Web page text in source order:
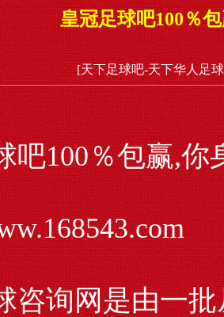
皇冠足球吧100％
[天下足球吧-天下华人足
吧100％包赢,
咨询网是由一